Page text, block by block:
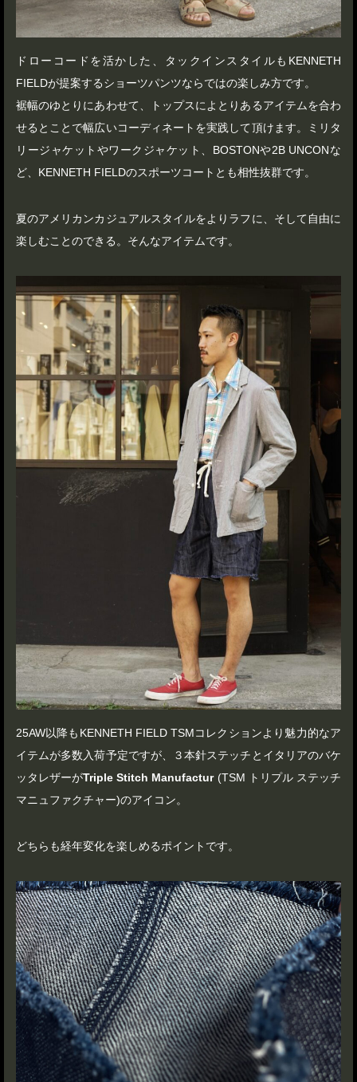
ドローコードを活かした、タックインスタイルもKENNETH
FIELDが提案するショーツパンツならではの楽しみ方です。
裾幅のゆとりにあわせて、トップスによとりあるアイテムを合わ
せるとことで幅広いコーディネートを実践して頂けます。ミリタ
リージャケットやワークジャケット、BOSTONや2B UNCONな
ど、KENNETH FIELDのスポーツコートとも相性抜群です。
夏のアメリカンカジュアルスタイルをよりラフに、そして自由に
楽しむことのできる。そんなアイテムです。
25AW以降もKENNETH FIELD TSMコレクションより魅力的なア
イテムが多数入荷予定ですが、３本針ステッチとイタリアのバケ
ッタレザーがTriple Stitch Manufactur(TSM トリプル ステッチ
マニュファクチャー)のアイコン。
どちらも経年変化を楽しめるポイントです。